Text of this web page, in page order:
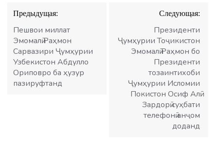
Навигация
по
записям
Предыдущая:
Пешвои миллат
Эмомалӣ Раҳмон
Сарвазири Ҷумҳурии
Узбекистон Абдулло
Ориповро ба ҳузур
пазируфтанд
Следующая:
Президенти
Ҷумҳурии Тоҷикистон
Эмомалӣ Раҳмон бо
Президенти
тозаинтихоби
Ҷумҳурии Исломии
Покистон Осиф Алӣ
Зардорӣ суҳбати
телефонӣ анҷом
доданд